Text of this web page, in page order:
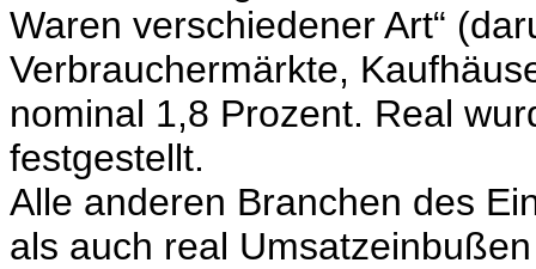
Waren verschiedener Art“
Verbrauchermärkte,
nominal 1,8 Prozent. Real
festgestellt.
Alle anderen Branchen des
als auch real